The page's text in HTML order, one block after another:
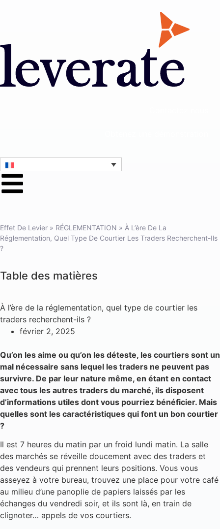
Effet De Levier » RÉGLEMENTATION » À L’ère De La
Réglementation, Quel Type De Courtier Les Traders Recherchent-Ils
?
Table des matières
À l’ère de la réglementation, quel type de courtier les
traders recherchent-ils ?
février 2, 2025
Qu’on les aime ou qu’on les déteste, les courtiers sont un
mal nécessaire sans lequel les traders ne peuvent pas
survivre. De par leur nature même, en étant en contact
avec tous les autres traders du marché, ils disposent
d’informations utiles dont vous pourriez bénéficier. Mais
quelles sont les caractéristiques qui font un bon courtier
?
Il est 7 heures du matin par un froid lundi matin. La salle
des marchés se réveille doucement avec des traders et
des vendeurs qui prennent leurs positions. Vous vous
asseyez à votre bureau, trouvez une place pour votre café
au milieu d’une panoplie de papiers laissés par les
échanges du vendredi soir, et ils sont là, en train de
clignoter… appels de vos courtiers.